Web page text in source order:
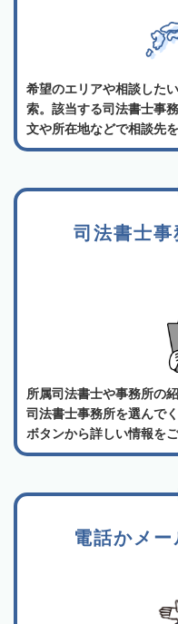
希望のエリアや相談した
索。該当する司法書士事
文や所在地などで相談先
司法書士
所属司法書士や事務所の
司法書士事務所を選んで
ボタンから詳しい情報を
電話かメ